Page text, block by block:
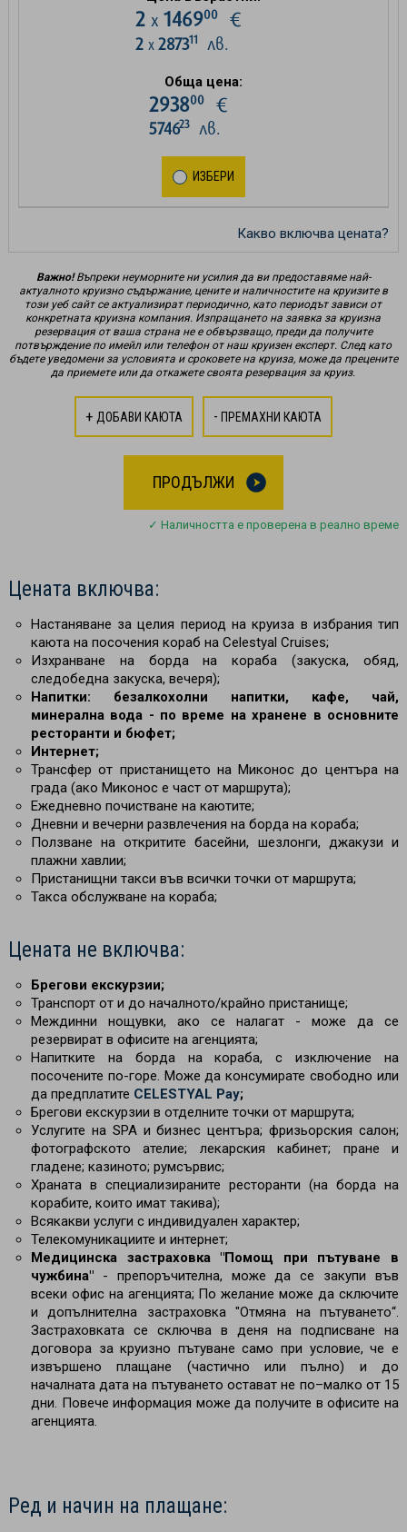
2 х 146900€
2 х 287311 лв.
Обща цена:
293800€
574623лв.
ИЗБЕРИ
Какво включва цената?
Важно!Въпреки неуморните ни усилия да ви предоставяме най-
актуалното круизно съдържание, цените и наличностите на круизите в
този уеб сайт се актуализират периодично, като периодът зависи от
конкретната круизна компания. Изпращането на заявка за круизна
резервация от ваша страна не е обвързващо, преди да получите
потвърждение по имейл или телефон от наш круизен експерт. След като
бъдете уведомени за условията и сроковете на круиза, може да прецените
да приемете или да откажете своята резервация за круиз.
+ ДОБАВИ КАЮТА - ПРЕМАХНИ КАЮТА
ПРОДЪЛЖИ
✓ Наличността е проверена в реално време
Цената включва:
Настаняване за целия период на круиза в избрания тип
каюта на посочения кораб на Celestyal Cruises;
Изхранване на борда на кораба (закуска, обяд,
следобедна закуска, вечеря);
Напитки: безалкохолни напитки, кафе, чай,
минерална вода - по време на хранене в основните
ресторанти и бюфет;
Интернет;
Трансфер от пристанището на Миконос до центъра на
града (ако Миконос е част от маршрута);
Ежедневно почистване на каютите;
Дневни и вечерни развлечения на борда на кораба;
Ползване на откритите басейни, шезлонги, джакузи и
плажни хавлии;
Пристанищни такси във всички точки от маршрута;
Такса обслужване на кораба;
Цената не включва:
Брегови екскурзии;
Транспорт от и до началното/крайно пристанище;
Междинни нощувки, ако се налагат - може да се
резервират в офисите на агенцията;
Напитките на борда на кораба, с изключение на
посочените по-горе. Може да консумирате свободно или
да предплатите CELESTYAL Pay;
Брегови екскурзии в отделните точки от маршрута;
Услугите на SPA и бизнес центъра; фризьорския салон;
фотографското ателие; лекарския кабинет; пране и
гладене; казиното; румсървис;
Храната в специализираните ресторанти (на борда на
корабите, които имат такива);
Всякакви услуги с индивидуален характер;
Телекомуникациите и интернет;
Медицинска застраховка "Помощ при пътуване в
чужбина"- препоръчителна, може да се закупи във
всеки офис на агенцията; По желание може да сключите
и допълнителна застраховка "Отмяна на пътуването“.
Застраховката се сключва в деня на подписване на
договора за круизно пътуване само при условие, че е
извършено плащане (частично или пълно) и до
началната дата на пътуването остават не по–малко от 15
дни. Повече информация може да получите в офисите на
агенцията.
Ред и начин на плащане: